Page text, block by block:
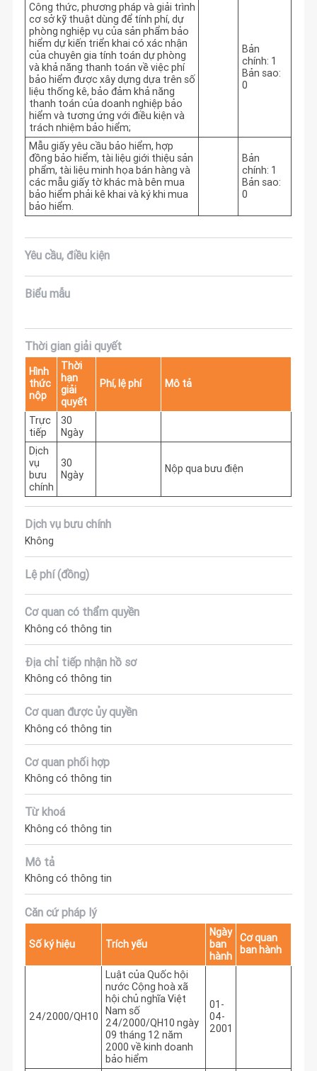
Công thức, phương pháp và giải trình
cơ sở kỹ thuật dùng để tính phí, dự
phòng nghiệp vụ của sản phẩm bảo
hiểm dự kiến triển khai có xác nhận
của chuyên gia tính toán dự phòng
và khả năng thanh toán về việc phí
bảo hiểm được xây dựng dựa trên số
liệu thống kê, bảo đảm khả năng
thanh toán của doanh nghiệp bảo
hiểm và tương ứng với điều kiện và
trách nhiệm bảo hiểm;
Bản
chính: 1
Bản sao:
0
Mẫu giấy yêu cầu bảo hiểm, hợp
đồng bảo hiểm, tài liệu giới thiệu sản
phẩm, tài liệu minh họa bán hàng và
các mẫu giấy tờ khác mà bên mua
bảo hiểm phải kê khai và ký khi mua
bảo hiểm.
Bản
chính: 1
Bản sao:
0
Yêu cầu, điều kiện
Biểu mẫu
Thời gian giải quyết
Hình
thức
nộp
Thời
hạn
giải
quyết
Phí, lệ phí Mô tả
Trực
tiếp
30
Ngày
Dịch
vụ
bưu
chính
30
Ngày
Nộp qua bưu điện
Dịch vụ bưu chính
Không
Lệ phí (đồng)
Cơ quan có thẩm quyền
Không có thông tin
Địa chỉ tiếp nhận hồ sơ
Không có thông tin
Cơ quan được ủy quyền
Không có thông tin
Cơ quan phối hợp
Không có thông tin
Từ khoá
Không có thông tin
Mô tả
Không có thông tin
Căn cứ pháp lý
Số ký hiệu Trích yếu
Ngày
ban
hành
Cơ quan
ban hành
24/2000/QH10
Luật của Quốc hội
nước Cộng hoà xã
hội chủ nghĩa Việt
Nam số
24/2000/QH10 ngày
09 tháng 12 năm
2000 về kinh doanh
bảo hiểm
01-
04-
2001